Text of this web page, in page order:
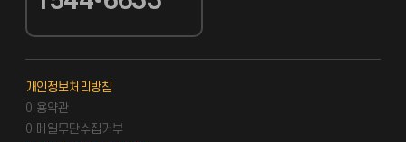
개인정보처리방침
이용약관
이메일무단수집거부